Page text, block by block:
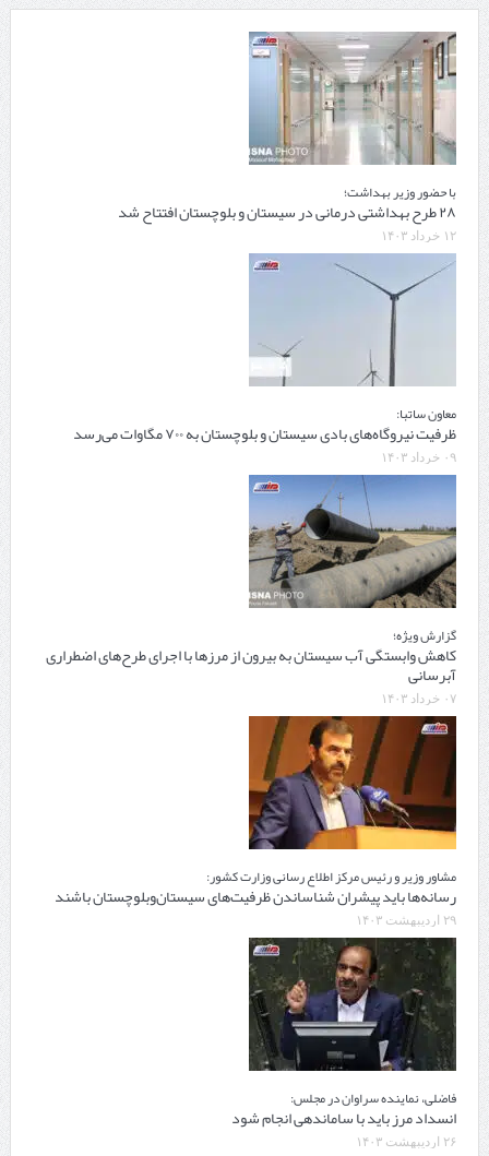
با حضور وزیر بهداشت؛
۲۸ طرح بهداشتی درمانی در سیستان و بلوچستان افتتاح شد
۱۲ خرداد ۱۴۰۳
معاون ساتبا:
ظرفیت نیروگاه‌های بادی سیستان و بلوچستان به ۷۰۰ مگاوات می‌رسد
۰۹ خرداد ۱۴۰۳
گزارش ویژه؛
کاهش وابستگی آب سیستان به بیرون از مرزها با اجرای طرح‌های اضطراری
آبرسانی
۰۷ خرداد ۱۴۰۳
مشاور وزیر و رئیس مرکز اطلاع رسانی وزارت کشور:
رسانه‌ها باید پیشران شناساندن ظرفیت‌های سیستان‌وبلوچستان باشند
۲۹ اردیبهشت ۱۴۰۳
فاضلی، نماینده سراوان در مجلس:
انسداد مرز باید با ساماندهی انجام شود
۲۶ اردیبهشت ۱۴۰۳